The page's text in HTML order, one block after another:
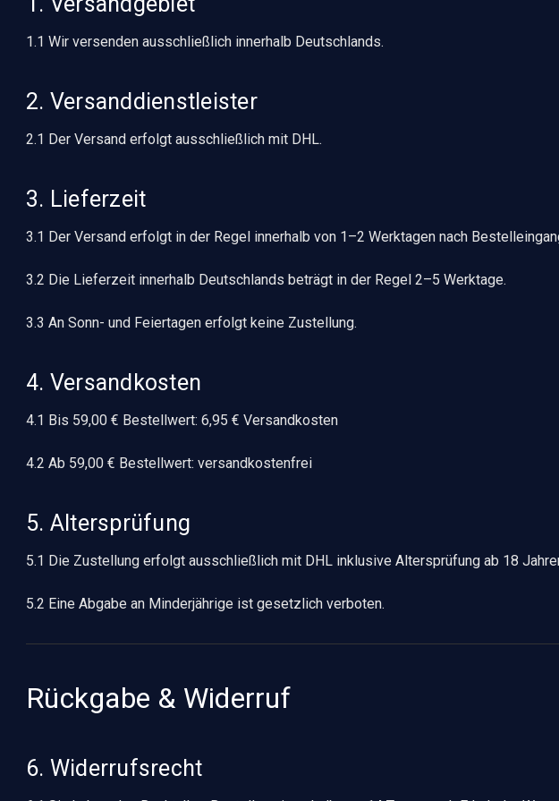
1.1 Wir versenden ausschließlich innerhalb Deutschlands.
2. Versanddienstleister
2.1 Der Versand erfolgt ausschließlich mit DHL.
3. Lieferzeit
3.1 Der Versand erfolgt in der Regel innerhalb von 1–2 Werktagen nach
3.2 Die Lieferzeit innerhalb Deutschlands beträgt in der Regel 2–5 Werktage.
3.3 An Sonn- und Feiertagen erfolgt keine Zustellung.
4. Versandkosten
4.1 Bis 59,00 € Bestellwert: 6,95 € Versandkosten
4.2 Ab 59,00 € Bestellwert: versandkostenfrei
5. Altersprüfung
5.1 Die Zustellung erfolgt ausschließlich mit DHL inklusive Altersprüfung ab 18
5.2 Eine Abgabe an Minderjährige ist gesetzlich verboten.
Rückgabe & Widerruf
6. Widerrufsrecht